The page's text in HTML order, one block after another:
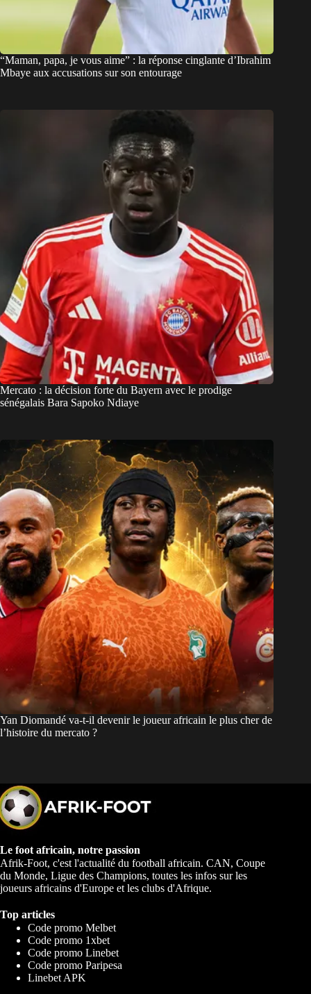
“Maman, papa, je vous aime” : la réponse cinglante d’Ibrahim
Mbaye aux accusations sur son entourage
Mercato : la décision forte du Bayern avec le prodige
sénégalais Bara Sapoko Ndiaye
Yan Diomandé va-t-il devenir le joueur africain le plus cher de
l’histoire du mercato ?
Le foot africain, notre passion
Afrik-Foot, c'est l'actualité du football africain. CAN, Coupe
du Monde, Ligue des Champions, toutes les infos sur les
joueurs africains d'Europe et les clubs d'Afrique.
Top articles
Code promo Melbet
Code promo 1xbet
Code promo Linebet
Code promo Paripesa
Linebet APK